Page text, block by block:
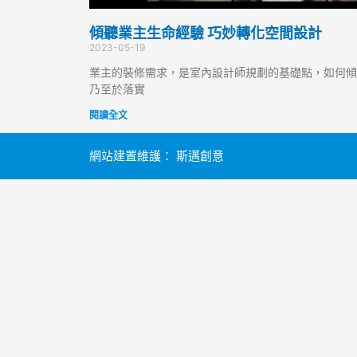
傾聽業主生命經驗 巧妙轉化空間設計
2023-05-19
業主的裝修需求，是室內設計師規劃的基礎點，如何
乃至於落實
閱讀全文
網站建置維護： 斯邁創意